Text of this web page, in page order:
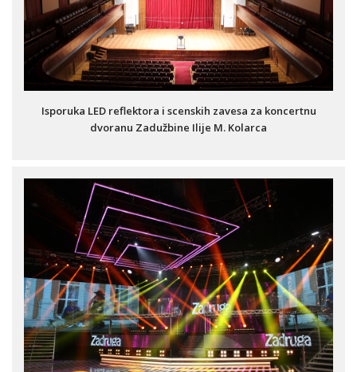
Isporuka LED reflektora i scenskih zavesa za koncertnu
dvoranu Zadužbine Ilije M. Kolarca